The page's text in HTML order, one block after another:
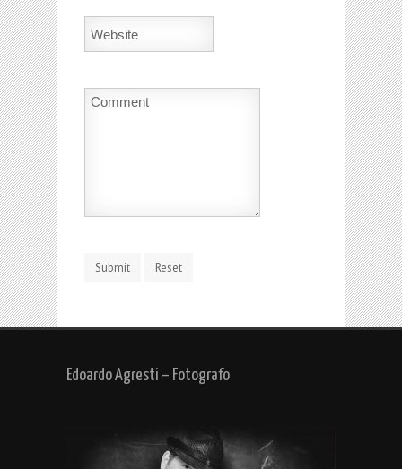
Edoardo Agresti – Fotografo